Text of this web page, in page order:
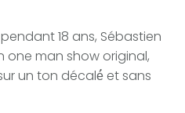
18 ans, Sébastien
one man show original,
un ton décalé́ et sans